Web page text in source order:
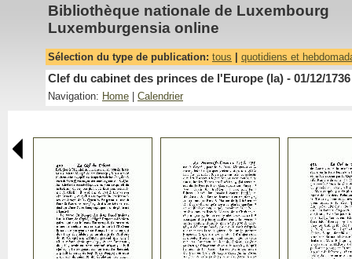
Bibliothèque nationale de Luxembourg
Luxemburgensia online
Sélection du type de publication: tous quotidiens et
Clef du cabinet des princes de l'Europe (la) - 01/12/1736
Navigation: Home Calendrier